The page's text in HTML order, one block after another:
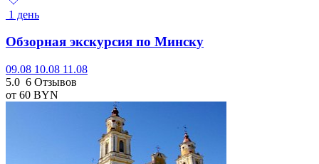
1 день
Обзорная экскурсия по Минску
09.08 10.08 11.08
5.0 6 Отзывов
от 60 BYN